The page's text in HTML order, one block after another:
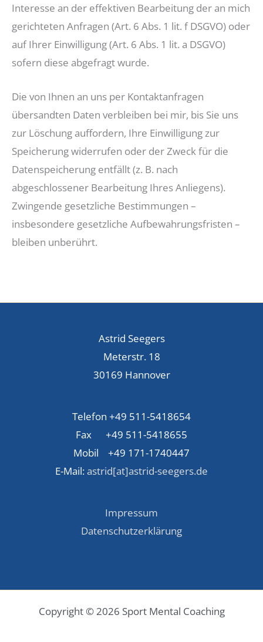
Interesse an der effektiven Bearbeitung der an mich
gerichteten Anfragen (Art. 6 Abs. 1 lit. f DSGVO) oder
auf Ihrer Einwilligung (Art. 6 Abs. 1 lit. a DSGVO)
sofern diese abgefragt wurde.
Die von Ihnen an uns per Kontaktanfragen
übersandten Daten verbleiben bei mir, bis Sie uns
zur Löschung auffordern, Ihre Einwilligung zur
Speicherung widerrufen oder der Zweck für die
Datenspeicherung entfällt (z. B. nach
abgeschlossener Bearbeitung Ihres Anliegens).
Zwingende gesetzliche Bestimmungen –
insbesondere gesetzliche Aufbewahrungsfristen –
bleiben unberührt.
Astrid Seegers
Meterstr. 18
30169 Hannover
Telefon +49 511-5418654
Fax +49 511-5418655
Mobil +49 171-1740447
E-Mail:astrid[at]astrid-seegers.de
Impressum
Datenschutzerklärung
Copyright © 2026 Sport Mental Coaching